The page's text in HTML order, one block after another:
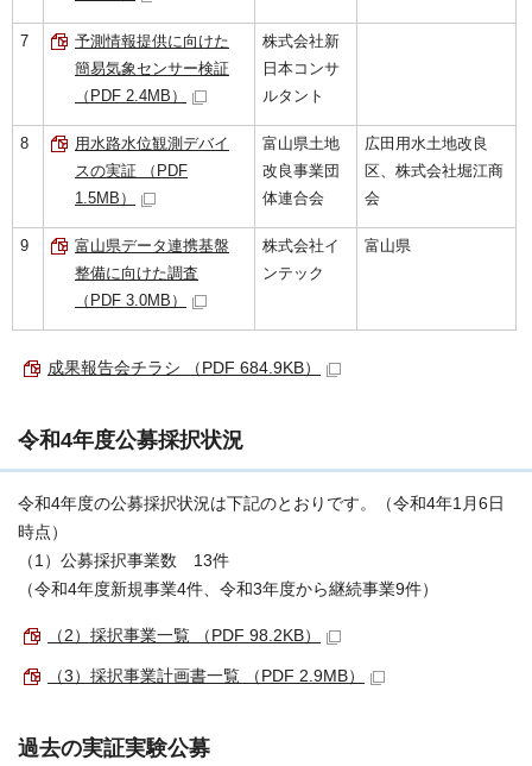
7
予測情報提供に向けた
簡易気象センサー検証
（PDF 2.4MB）
株式会社新
日本コンサ
ルタント
8
用水路水位観測デバイ
スの実証 （PDF
1.5MB）
富山県土地
改良事業団
体連合会
広田用水土地改良
区、株式会社堀江商
会
9
富山県データ連携基盤
整備に向けた調査
（PDF 3.0MB）
株式会社イ
ンテック
富山県
成果報告会チラシ （PDF 684.9KB）
令和4年度公募採択状況
令和4年度の公募採択状況は下記のとおりです。（令和4年1月6日
時点）
（1）公募採択事業数 13件
（令和4年度新規事業4件、令和3年度から継続事業9件）
（2）採択事業一覧 （PDF 98.2KB）
（3）採択事業計画書一覧 （PDF 2.9MB）
過去の実証実験公募